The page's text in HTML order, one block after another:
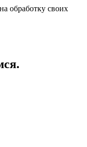
на обработку своих